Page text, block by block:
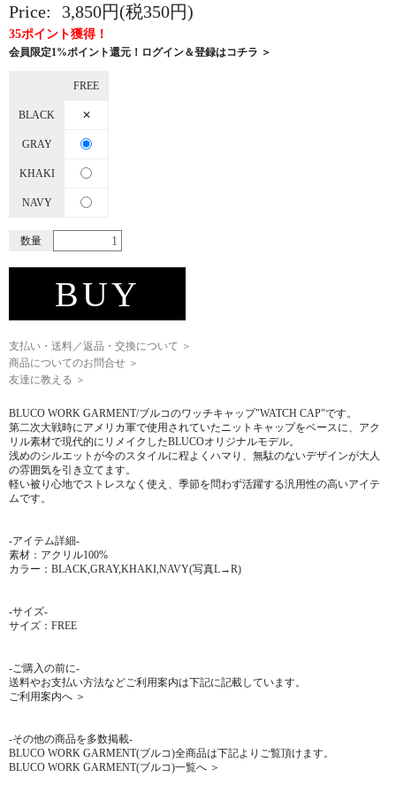
Price: 3,850円(税350円)
35ポイント獲得！
会員限定1%ポイント還元！ログイン＆登録はコチラ ＞
FREE
BLACK ✕
GRAY
KHAKI
NAVY
数量
BUY
支払い・送料／返品・交換について ＞
商品についてのお問合せ ＞
友達に教える ＞
BLUCO WORK GARMENT/ブルコのワッチキャップ"WATCH CAP"です。
第二次大戦時にアメリカ軍で使用されていたニットキャップをベースに、アク
リル素材で現代的にリメイクしたBLUCOオリジナルモデル。
浅めのシルエットが今のスタイルに程よくハマり、無駄のないデザインが大人
の雰囲気を引き立てます。
軽い被り心地でストレスなく使え、季節を問わず活躍する汎用性の高いアイテ
ムです。
-アイテム詳細-
素材：アクリル100%
カラー：BLACK,GRAY,KHAKI,NAVY(写真L→R)
-サイズ-
サイズ：FREE
-ご購入の前に-
送料やお支払い方法などご利用案内は下記に記載しています。
ご利用案内へ ＞
-その他の商品を多数掲載-
BLUCO WORK GARMENT(ブルコ)全商品は下記よりご覧頂けます。
BLUCO WORK GARMENT(ブルコ)一覧へ ＞